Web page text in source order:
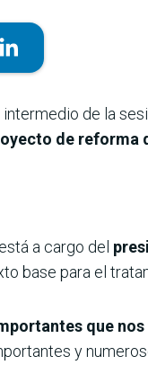
de la
de reforma
a cargo del
base para el
que
y